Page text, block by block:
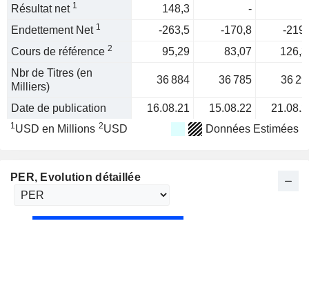
Résultat net 1 148,3
-
Endettement Net 1 -263,5 -170,8
-
Cours de référence 2 95,29 83,07
Nbr de Titres (en
Milliers)
36 884 36 785 36
Date de publication 16.08.21 15.08.22
1USD en Millions 2USD Données Estimées
PER, Evolution détaillée